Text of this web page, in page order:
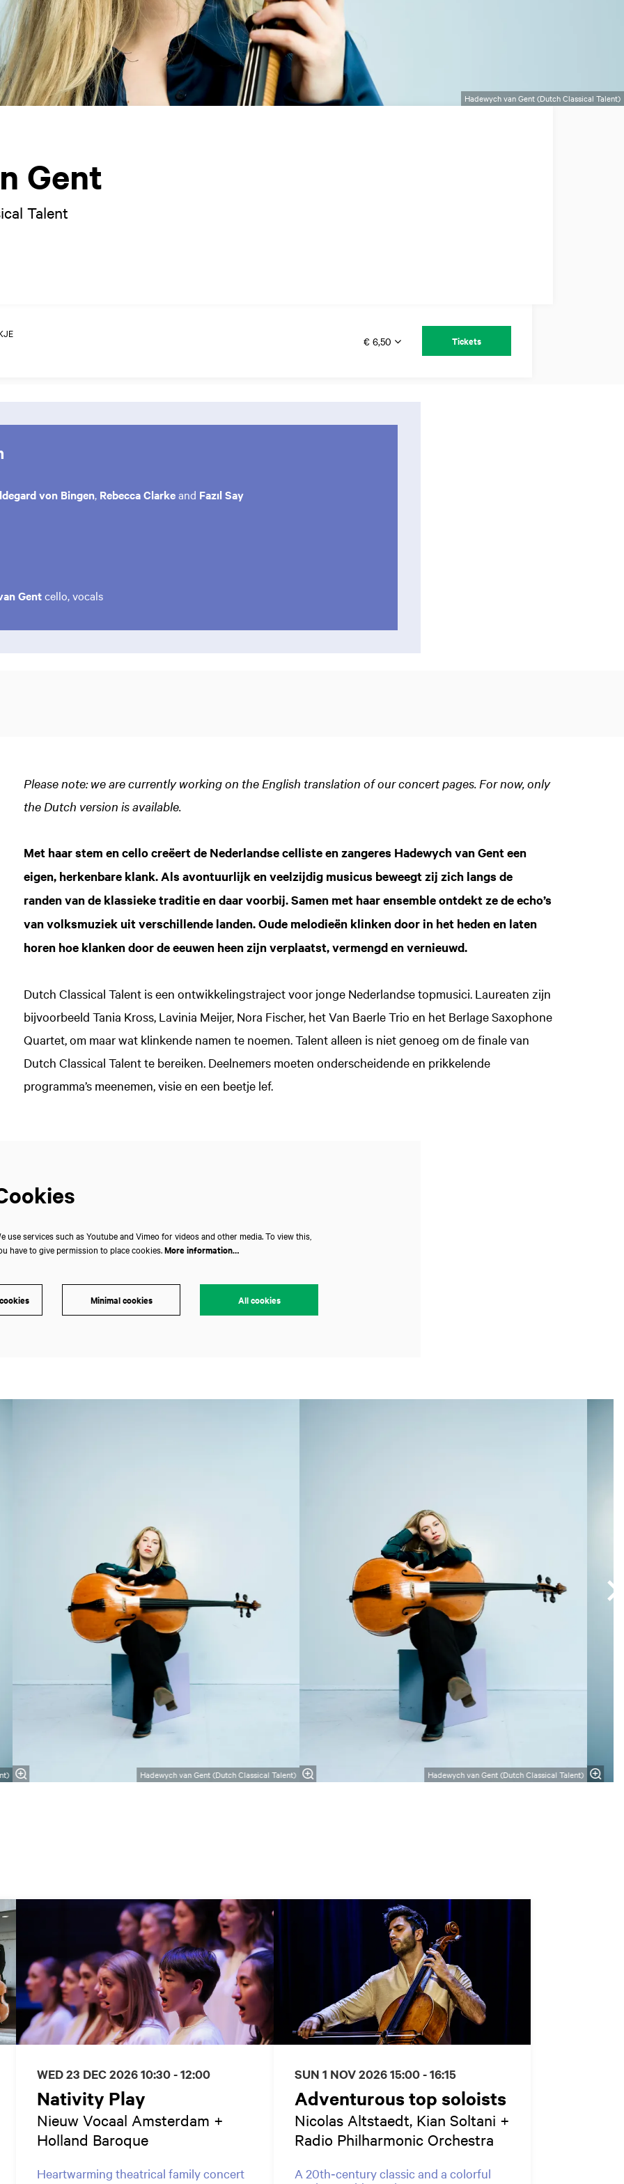
Hadewych van Gent (Dutch Classical Talent)
Gent
Talent
€ 6,50 Tickets
von Bingen, Rebecca Clarkeand Fazıl Say
Gentcello, vocals
Please note: we are currently working on the English translation of our concert pages. For now, only
the Dutch version is available.
Met haar stem en cello creëert de Nederlandse celliste en zangeres Hadewych van Gent een
eigen, herkenbare klank. Als avontuurlijk en veelzijdig musicus beweegt zij zich langs de
randen van de klassieke traditie en daar voorbij. Samen met haar ensemble ontdekt ze de echo’s
van volksmuziek uit verschillende landen. Oude melodieën klinken door in het heden en laten
horen hoe klanken door de eeuwen heen zijn verplaatst, vermengd en vernieuwd.
Dutch Classical Talent is een ontwikkelingstraject voor jonge Nederlandse topmusici. Laureaten zijn
bijvoorbeeld Tania Kross, Lavinia Meijer, Nora Fischer, het Van Baerle Trio en het Berlage Saxophone
Quartet, om maar wat klinkende namen te noemen. Talent alleen is niet genoeg om de finale van
Dutch Classical Talent te bereiken. Deelnemers moeten onderscheidende en prikkelende
programma’s meenemen, visie en een beetje lef.
use services such as Youtube and Vimeo for videos and other media. To view this,
have to give permission to place cookies.More information…
Minimal cookies All cookies
Hadewych van Gent (Dutch Classical Talent) Hadewych van Gent (Dutch Classical Talent)
Nativity Play
Nieuw Vocaal Amsterdam +
Holland Baroque
Heartwarming theatrical family concert
WED 23 DEC 202610:30 - 12:00
Adventurous top soloists
Nicolas Altstaedt, Kian Soltani +
Radio Philharmonic Orchestra
A 20th‑century classic and a colorful
SUN 1 NOV 202615:00 - 16:15